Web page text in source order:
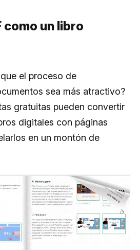
como un libro
el proceso de
sea más atractivo?
gratuitas pueden convertir
digitales con páginas
en un montón de